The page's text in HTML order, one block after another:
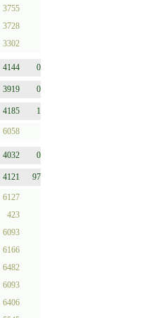
3755
3728
3302
4144 0
3919 0
4185 1
6058
4032 0
4121 97
6127
423
6093
6166
6482
6093
6406